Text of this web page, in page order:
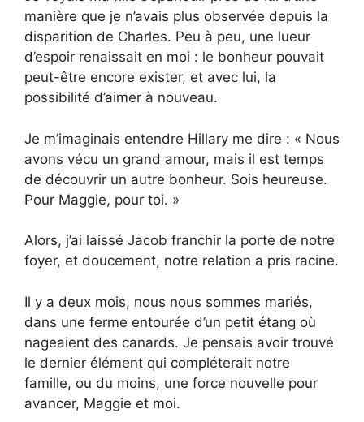
manière que je n’avais plus observée depuis la
disparition de Charles. Peu à peu, une lueur
d’espoir renaissait en moi : le bonheur pouvait
peut-être encore exister, et avec lui, la
possibilité d’aimer à nouveau.
Je m’imaginais entendre Hillary me dire : « Nous
avons vécu un grand amour, mais il est temps
de découvrir un autre bonheur. Sois heureuse.
Pour Maggie, pour toi. »
Alors, j’ai laissé Jacob franchir la porte de notre
foyer, et doucement, notre relation a pris racine.
Il y a deux mois, nous nous sommes mariés,
dans une ferme entourée d’un petit étang où
nageaient des canards. Je pensais avoir trouvé
le dernier élément qui compléterait notre
famille, ou du moins, une force nouvelle pour
avancer, Maggie et moi.